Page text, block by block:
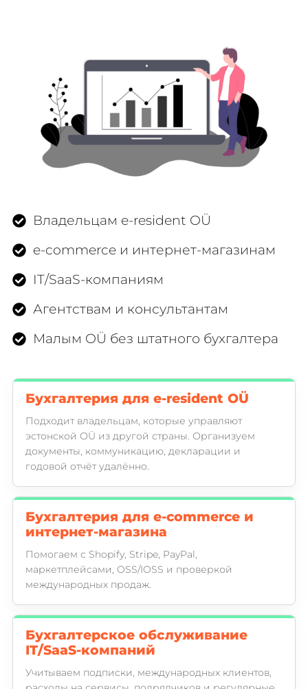
Владельцам e-resident OÜ
e-commerce и интернет-магазинам
IT/SaaS-компаниям
Агентствам и консультантам
Малым OÜ без штатного бухгалтера
Бухгалтерия для e-resident OÜ
Подходит владельцам, которые управляют
эстонской OÜ из другой страны. Организуем
документы, коммуникацию, декларации и
годовой отчёт удалённо.
Бухгалтерия для e-commerce и
интернет-магазина
Помогаем с Shopify, Stripe, PayPal,
маркетплейсами, OSS/IOSS и проверкой
международных продаж.
Бухгалтерское обслуживание
IT/SaaS-компаний
Учитываем подписки, международных клиентов,